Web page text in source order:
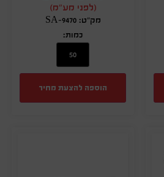
(לפני מע"מ)
מק"ט: SA-9470
כמות:
הוספה להצעת מחיר